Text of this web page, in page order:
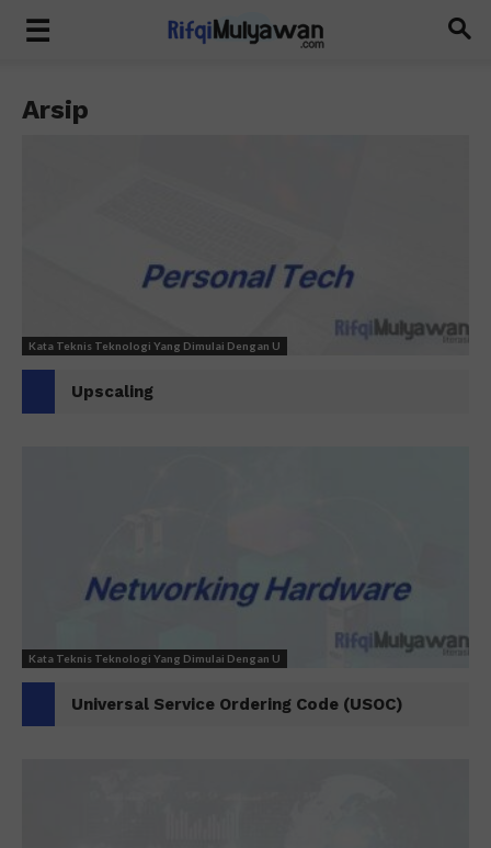
Arsip
Kata Teknis Teknologi Yang Dimulai Dengan U
Upscaling
Kata Teknis Teknologi Yang Dimulai Dengan U
Universal Service Ordering Code (USOC)